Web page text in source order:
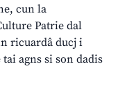
cun la
Patrie dal
ricuardâ ducj i
agns si son dadis